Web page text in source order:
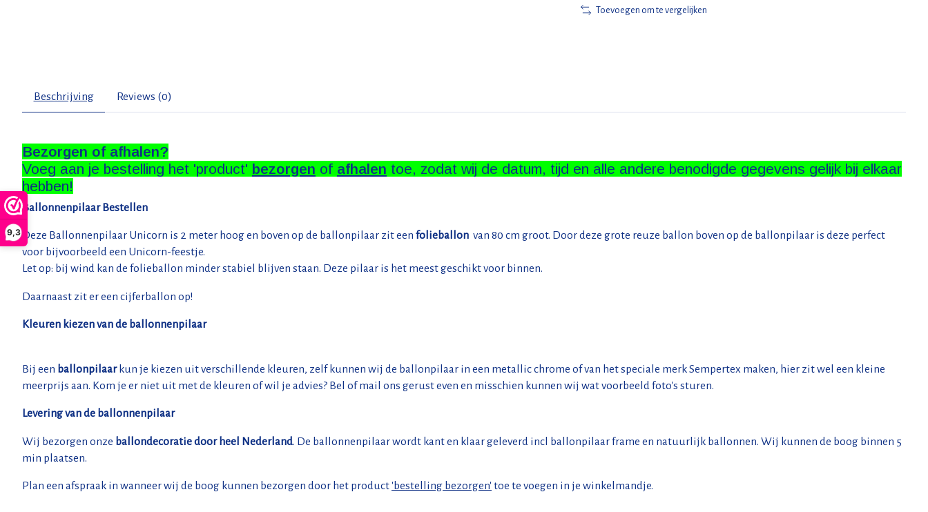
9,3
Toevoegen om te vergelijken
Beschrijving Reviews (0)
Bezorgen of afhalen?
Voeg aan je bestelling het 'product' bezorgen of afhalen toe, zodat wij de datum, tijd en alle andere benodigde gegevens gelijk bij elkaar
hebben!
Ballonnenpilaar Bestellen
Deze Ballonnenpilaar Unicorn is 2 meter hoog en boven op de ballonpilaar zit een folieballon van 80 cm groot. Door deze grote reuze ballon boven op de ballonpilaar is deze perfect
voor bijvoorbeeld een Unicorn-feestje.
Let op: bij wind kan de folieballon minder stabiel blijven staan. Deze pilaar is het meest geschikt voor binnen.
Daarnaast zit er een cijferballon op!
Kleuren kiezen van de ballonnenpilaar
Bij een ballonpilaarkun je kiezen uit verschillende kleuren, zelf kunnen wij de ballonpilaar in een metallic chrome of van het speciale merk Sempertex maken, hier zit wel een kleine
meerprijs aan. Kom je er niet uit met de kleuren of wil je advies? Bel of mail ons gerust even en misschien kunnen wij wat voorbeeld foto's sturen.
Levering van de ballonnenpilaar
Wij bezorgen onze ballondecoratie door heel Nederland. De ballonnenpilaar wordt kant en klaar geleverd incl ballonpilaar frame en natuurlijk ballonnen. Wij kunnen de boog binnen 5
min plaatsen.
Plan een afspraak in wanneer wij de boog kunnen bezorgen door het product 'bestelling bezorgen'toe te voegen in je winkelmandje.